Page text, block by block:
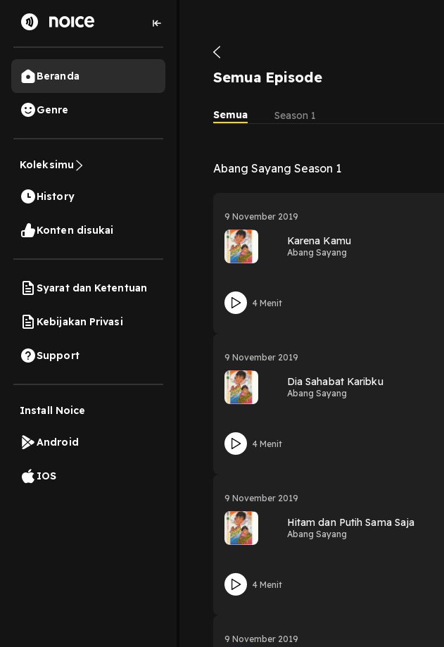
Beranda
Genre
Koleksimu
History
Konten disukai
Syarat dan Ketentuan
Kebijakan Privasi
Support
Install Noice
Android
IOS
Semua Episode
Semua Season 1
Abang Sayang Season 1
9 November 2019
Karena Kamu
Abang Sayang
4 Menit
9 November 2019
Dia Sahabat Karibku
Abang Sayang
4 Menit
9 November 2019
Hitam dan Putih Sama Saja
Abang Sayang
4 Menit
9 November 2019